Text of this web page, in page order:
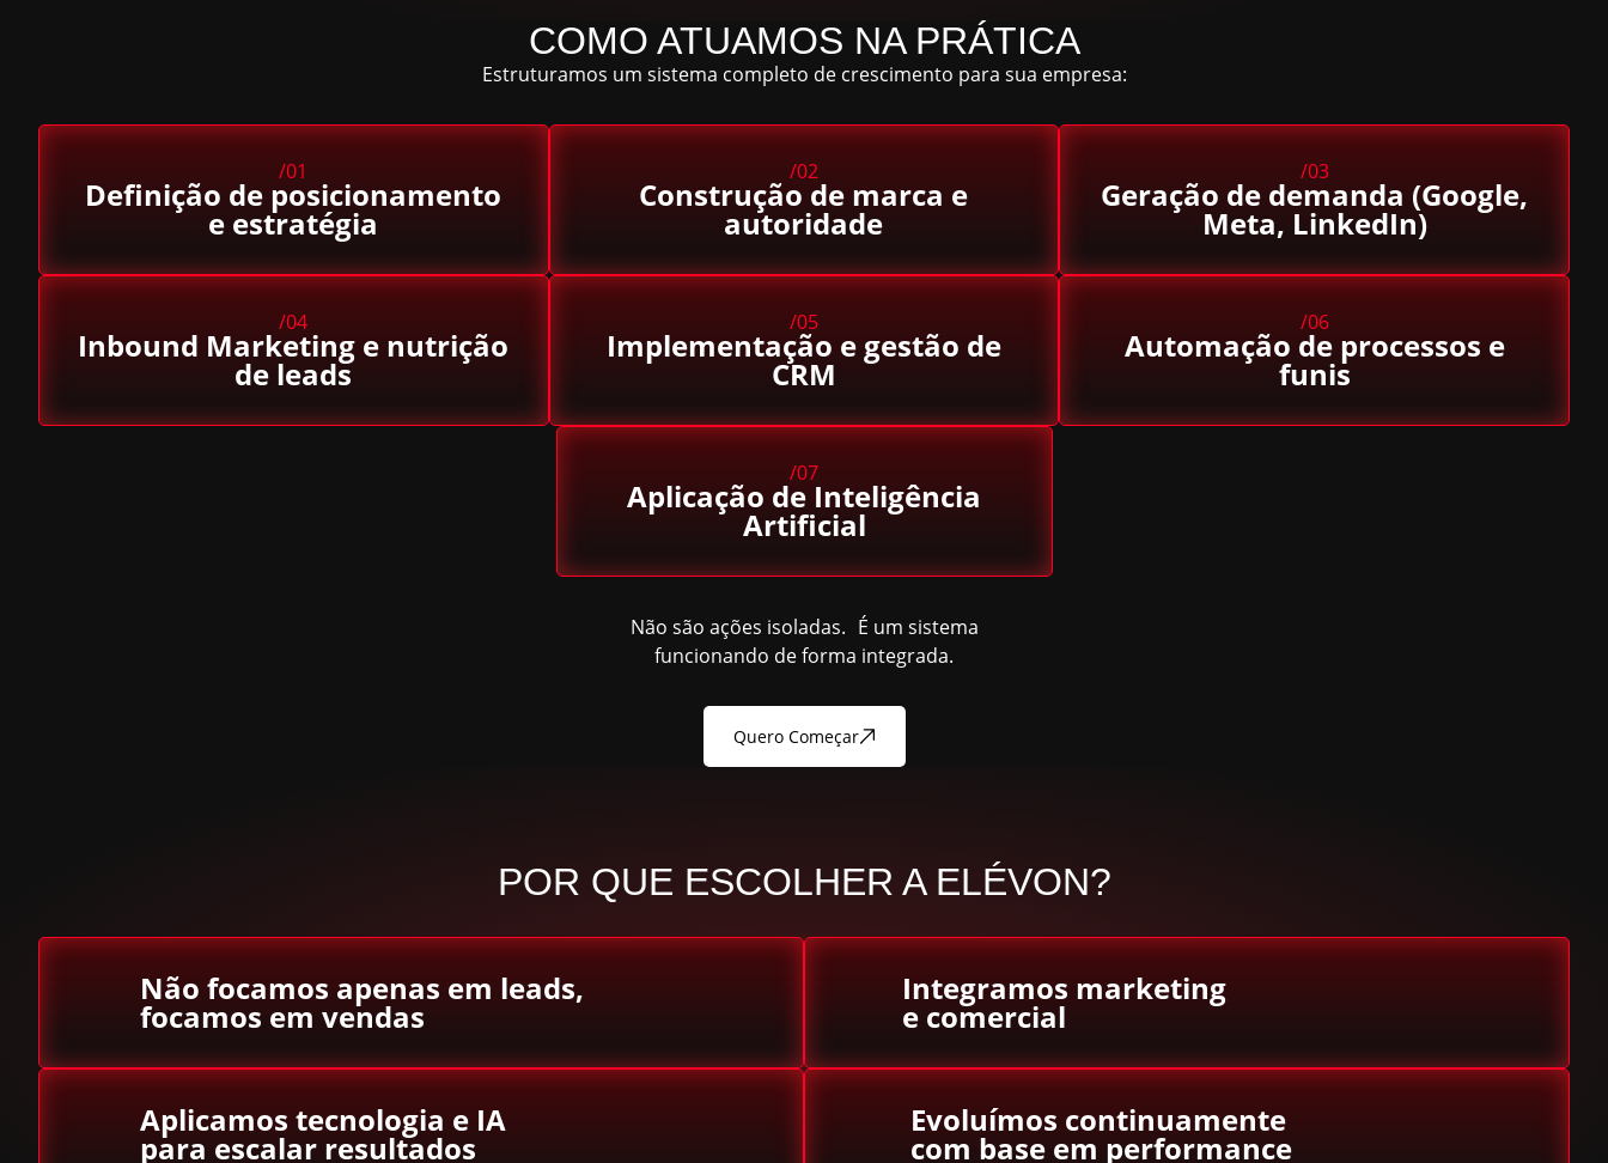
COMO ATUAMOS NA PRÁTICA
Estruturamos um sistema completo de crescimento para sua empresa:
/01
Definição de posicionamento
e estratégia
/02
Construção de marca e
autoridade
/03
Geração de demanda (Google,
Meta, LinkedIn)
/04
Inbound Marketing e nutrição
de leads
/05
Implementação e gestão de
CRM
/06
Automação de processos e
funis
/07
Aplicação de Inteligência
Artificial
Não são ações isoladas. É um sistema
funcionando de forma integrada.
Quero Começar
POR QUE ESCOLHER A ELÉVON?
Não focamos apenas em leads,
focamos em vendas
Integramos marketing
e comercial
Aplicamos tecnologia e IA
para escalar resultados
Evoluímos continuamente
com base em performance